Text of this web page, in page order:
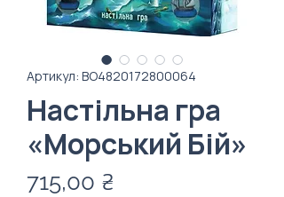
Артикул: BO4820172800064
Настільна гра
«Морський Бій»
715,00 ₴